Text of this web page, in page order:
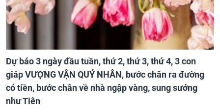
Dự báo 3 ngày đầu tuần, thứ 2, thứ 3, thứ 4, 3 con
giáp VƯỢNG VẬN QUÝ NHÂN, bước chân ra đường
có tiền, bước chân về nhà ngập vàng, sung sướng
như Tiên